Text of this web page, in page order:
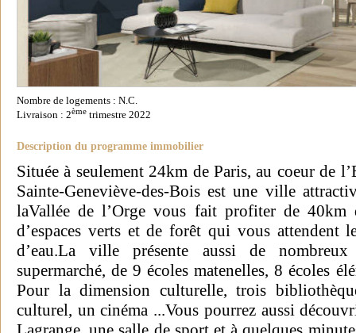
Nombre de logements : N.C.
Livraison : 2ème trimestre 2022
Description du programme immobilier
Située à seulement 24km de Paris, au coeur de
Sainte-Geneviève-des-Bois est une ville
laVallée de l’Orge vous fait profiter de 40km
d’espaces verts et de forêt qui vous attendent
d’eau.La ville présente aussi de
supermarché, de 9 écoles matenelles, 8 écoles
Pour la dimension culturelle, trois
culturel, un cinéma ...Vous pourrez aussi